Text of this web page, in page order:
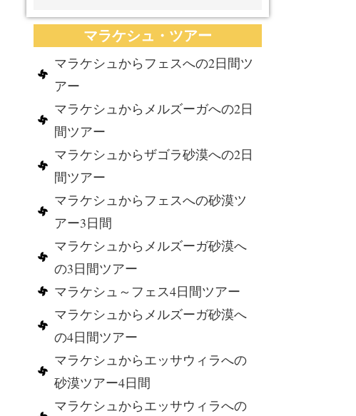
マラケシュ・ツアー
マラケシュからフェスへの2日間ツ
アー
マラケシュからメルズーガへの2日
間ツアー
マラケシュからザゴラ砂漠への2日
間ツアー
マラケシュからフェスへの砂漠ツ
アー3日間
マラケシュからメルズーガ砂漠へ
の3日間ツアー
マラケシュ～フェス4日間ツアー
マラケシュからメルズーガ砂漠へ
の4日間ツアー
マラケシュからエッサウィラへの
砂漠ツアー4日間
マラケシュからエッサウィラへの